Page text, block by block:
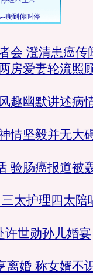
会 澄清患癌传
房爱妻轮流照
趣幽默讲述病
情坚毅并无大
验肠癌报道被
太护理四太陪
许世勋孙儿婚宴
离婚 称女婿不